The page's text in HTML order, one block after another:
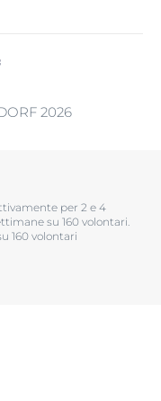
2026
per 2 e 4
su 160 volontari.​